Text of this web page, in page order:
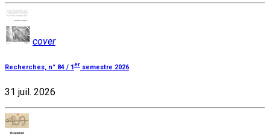
cover
Recherches, n° 84 / 1 er semestre 2026
31 juil. 2026